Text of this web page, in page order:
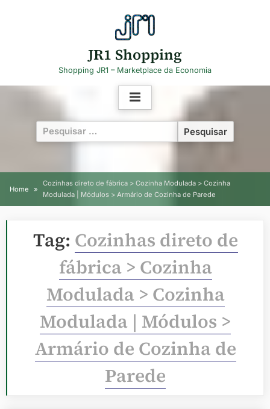
JR1 Shopping
Shopping JR1 – Marketplace da Economia
Pesquisar
por:
Home
Cozinhas direto de fábrica > Cozinha Modulada > Cozinha
Modulada | Módulos > Armário de Cozinha de Parede
Tag: Cozinhas direto de
fábrica > Cozinha
Modulada > Cozinha
Modulada | Módulos >
Armário de Cozinha de
Parede